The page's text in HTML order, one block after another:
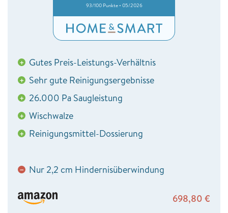
93/100 Punkte • 05/2026
+ Gutes Preis-Leistungs-Verhältnis
+ Sehr gute Reinigungsergebnisse
+ 26.000 Pa Saugleistung
+ Wischwalze
+ Reinigungsmittel-Dossierung
− Nur 2,2 cm Hindernisüberwindung
698,80 €